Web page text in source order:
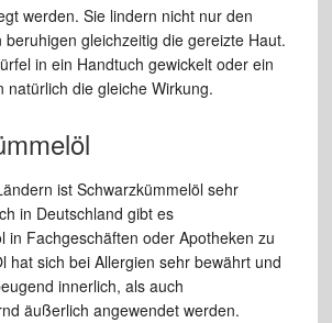
werden. Sie lindern nicht nur den
gleichzeitig die gereizte Haut.
in ein Handtuch gewickelt oder ein
natürlich die gleiche Wirkung.
ist Schwarzkümmelöl sehr
in Deutschland gibt es
in Fachgeschäften oder Apotheken zu
hat sich bei Allergien sehr bewährt und
innerlich, als auch
äußerlich angewendet werden.